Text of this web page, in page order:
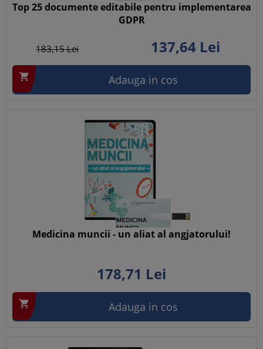
Top 25 documente editabile pentru implementarea
GDPR
183,15Lei 137,64Lei
 Adauga in cos
Medicina muncii - un aliat al angjatorului!
178,71 Lei
 Adauga in cos